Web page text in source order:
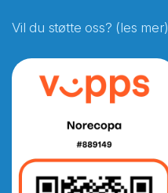
Vil du støtte oss? (les mer)